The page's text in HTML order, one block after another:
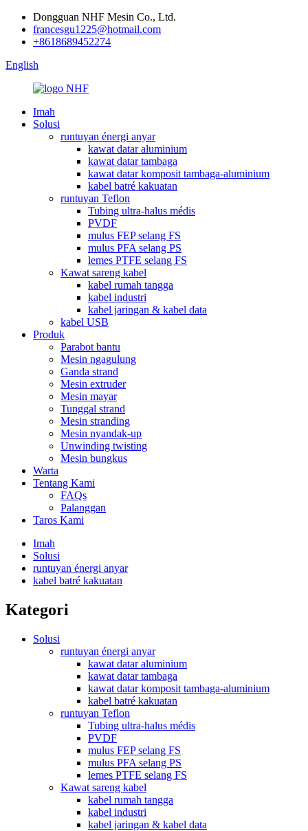
Dongguan NHF Mesin Co., Ltd.
francesgu1225@hotmail.com
+8618689452274
English
Imah
Solusi
runtuyan énergi anyar
kawat datar aluminium
kawat datar tambaga
kawat datar komposit tambaga-aluminium
kabel batré kakuatan
runtuyan Teflon
Tubing ultra-halus médis
PVDF
mulus FEP selang FS
mulus PFA selang PS
lemes PTFE selang FS
Kawat sareng kabel
kabel rumah tangga
kabel industri
kabel jaringan & kabel data
kabel USB
Produk
Parabot bantu
Mesin ngagulung
Ganda strand
Mesin extruder
Mesin mayar
Tunggal strand
Mesin stranding
Mesin nyandak-up
Unwinding twisting
Mesin bungkus
Warta
Tentang Kami
FAQs
Palanggan
Taros Kami
Imah
Solusi
runtuyan énergi anyar
kabel batré kakuatan
Kategori
Solusi
runtuyan énergi anyar
kawat datar aluminium
kawat datar tambaga
kawat datar komposit tambaga-aluminium
kabel batré kakuatan
runtuyan Teflon
Tubing ultra-halus médis
PVDF
mulus FEP selang FS
mulus PFA selang PS
lemes PTFE selang FS
Kawat sareng kabel
kabel rumah tangga
kabel industri
kabel jaringan & kabel data